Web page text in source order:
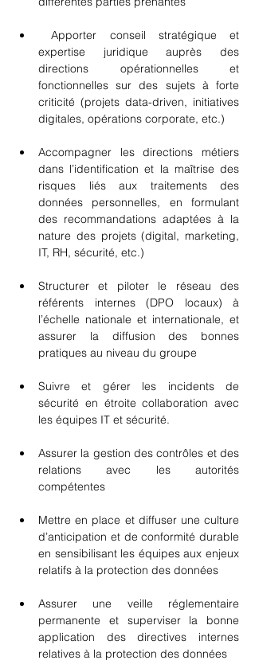
Apporter conseil stratégique et
expertise juridique auprès des
directions opérationnelles et
fonctionnelles sur des sujets à forte
criticité (projets data-driven, initiatives
digitales, opérations corporate, etc.)
Accompagner les directions métiers
dans l’identification et la maîtrise des
risques liés aux traitements des
données personnelles, en formulant
des recommandations adaptées à la
nature des projets (digital, marketing,
IT, RH, sécurité, etc.)
Structurer et piloter le réseau des
référents internes (DPO locaux) à
l’échelle nationale et internationale, et
assurer la diffusion des bonnes
pratiques au niveau du groupe
Suivre et gérer les incidents de
sécurité en étroite collaboration avec
les équipes IT et sécurité.
Assurer la gestion des contrôles et des
relations avec les autorités
compétentes
Mettre en place et diffuser une culture
d’anticipation et de conformité durable
en sensibilisant les équipes aux enjeux
relatifs à la protection des données
Assurer une veille réglementaire
permanente et superviser la bonne
application des directives internes
relatives à la protection des données